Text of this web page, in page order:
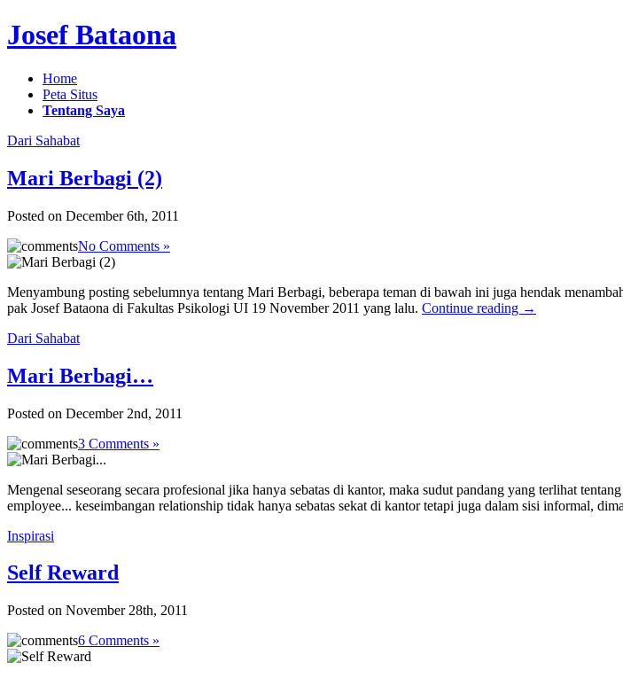
Josef Bataona
Home
Peta Situs
Tentang Saya
Dari Sahabat
Mari Berbagi (2)
Posted on December 6th, 2011
No Comments »
Menyambung posting sebelumnya tentang Mari Berbagi, beberapa teman di bawah ini juga hendak
pak Josef Bataona di Fakultas Psikologi UI 19 November 2011 yang lalu. Continue reading →
Dari Sahabat
Mari Berbagi…
Posted on December 2nd, 2011
3 Comments »
Mengenal seseorang secara profesional jika hanya sebatas di kantor, maka sudut pandang yang terlihat
employee... keseimbangan relationship tidak hanya sebatas sekat di kantor tetapi juga dalam sisi informal,
Inspirasi
Self Reward
Posted on November 28th, 2011
6 Comments »